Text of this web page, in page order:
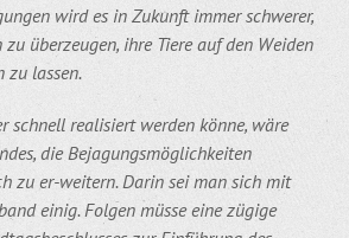
wird es in Zukunft immer schwerer,
überzeugen, ihre Tiere auf den Weiden
zu lassen.
schnell realisiert werden könne, wäre
die Bejagungsmöglichkeiten
zu er-weitern. Darin sei man sich mit
einig. Folgen müsse eine zügige